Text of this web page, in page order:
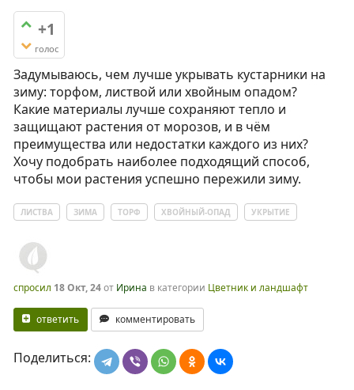
+1
голос
Задумываюсь, чем лучше укрывать кустарники на
зиму: торфом, листвой или хвойным опадом?
Какие материалы лучше сохраняют тепло и
защищают растения от морозов, и в чём
преимущества или недостатки каждого из них?
Хочу подобрать наиболее подходящий способ,
чтобы мои растения успешно пережили зиму.
ЛИСТВА ЗИМА ТОРФ ХВОЙНЫЙ-ОПАД УКРЫТИЕ
спросил 18 Окт, 24от Ирина в категории Цветник и ландшафт
ответить комментировать
Поделиться: